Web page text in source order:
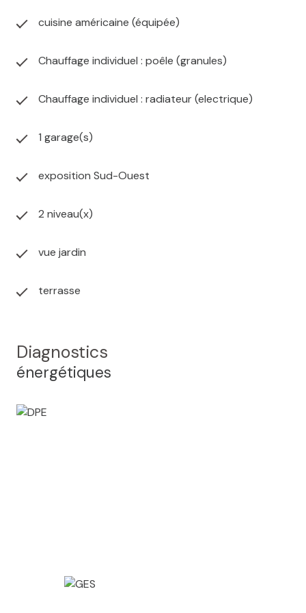
cuisine américaine (équipée)
Chauffage individuel : poêle (granules)
Chauffage individuel : radiateur (electrique)
1 garage(s)
exposition Sud-Ouest
2 niveau(x)
vue jardin
terrasse
Diagnostics
énergétiques